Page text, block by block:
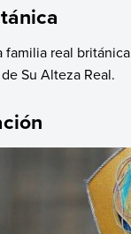
familia real británica
Su Alteza Real.